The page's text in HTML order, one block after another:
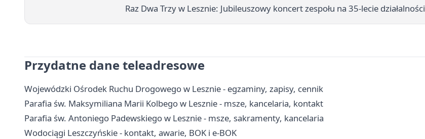
Raz Dwa Trzy w Lesznie: Jubileuszowy koncert zespołu na 35-lecie działalności
Przydatne dane teleadresowe
Wojewódzki Ośrodek Ruchu Drogowego w Lesznie - egzaminy, zapisy, cennik
Parafia św. Maksymiliana Marii Kolbego w Lesznie - msze, kancelaria, kontakt
Parafia św. Antoniego Padewskiego w Lesznie - msze, sakramenty, kancelaria
Wodociągi Leszczyńskie - kontakt, awarie, BOK i e-BOK